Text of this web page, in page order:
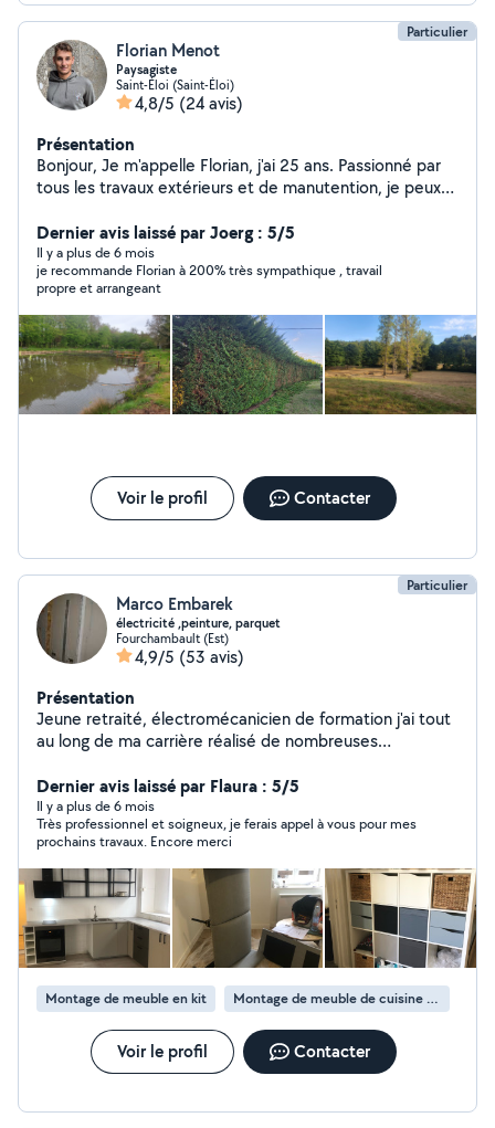
Particulier
Florian Menot
Paysagiste
Saint-Éloi (Saint-Éloi)
4,8/5 (24 avis)
Présentation
Bonjour, Je m'appelle Florian, j'ai 25 ans. Passionné par
tous les travaux extérieurs et de manutention, je peux
de haie - ramassage de déchets verts - tronçonnage -
création de votre extérieur ( bassin, enclos) De plus,
j'apprécie tout particulièrement le bricolage et la
mécanique ainsi je peux vous aider pour : - montage de
meuble - travaux intérieurs - mécanique ( plaquette de
frein, vidange, crevaison, nettoyage voiture ). Je suis
équipé pour toute ces tâches et je possède une
remorque. Je suis souriant, disponible et je fais toujours
de mon mieux. Au plaisir de vous aider !
Dernier avis laissé par Joerg : 5/5
Il y a plus de 6 mois
je recommande Florian à 200% très sympathique , travail
propre et arrangeant
Voir le profil Contacter
Particulier
Marco Embarek
électricité ,peinture, parquet
Fourchambault (Est)
4,9/5 (53 avis)
Présentation
Jeune retraité, électromécanicien de formation j'ai tout
au long de ma carrière réalisé de nombreuses
technicien SAV j'ai participé à des projets entreprises et
aussi gérant d'entreprise.Maintenant je propose mes
services et expériences en bricolage et petits travaux,
électricité, peinture,montage de meubles, parquet
flottant etc .
Dernier avis laissé par Flaura : 5/5
Il y a plus de 6 mois
Très professionnel et soigneux, je ferais appel à vous pour mes
prochains travaux. Encore merci
Montage de meuble en kit Montage de meuble de cuisine en kit
Voir le profil Contacter